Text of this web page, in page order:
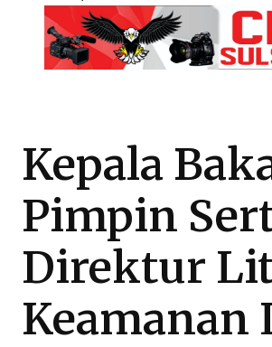
Kepala
Pimpin
Direktur
Keamanan